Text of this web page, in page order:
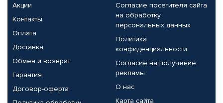
Акции
Контакты
Оплата
Доставка
Обмен и возврат
Гарантия
Договор-оферта
Согласие посетителя сайта
на обработку
персональных данных
Политика
конфиденциальности
Согласие на получение
рекламы
О нас
Карта сайта